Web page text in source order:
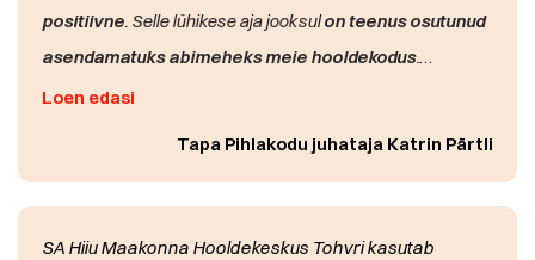
positiivne . Selle lühikese aja jooksulon teenus osutunud
asendamatuks abimeheks meie hooldekodus.
Häirenupp võimaldab kiiret ja tõhusat kommunikatsiooni
Loen edasi
Tapa Pihlakodu juhataja Katrin Pärtli
SA Hiiu Maakonna Hooldekeskus Tohvri kasutab